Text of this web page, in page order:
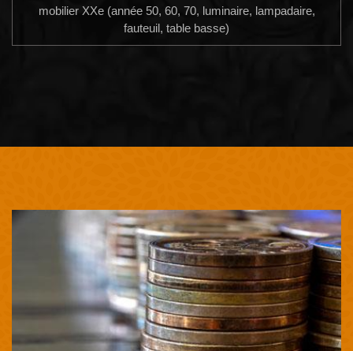
mobilier XXe (année 50, 60, 70, luminaire, lampadaire,
fauteuil, table basse)